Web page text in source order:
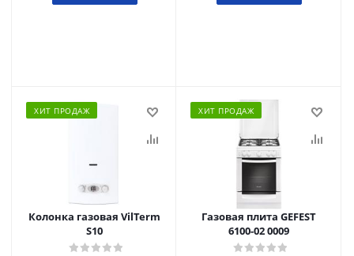
ХИТ ПРОДАЖ
Колонка газовая VilTerm
S10
ХИТ ПРОДАЖ
Газовая плита GEFEST
6100-02 0009